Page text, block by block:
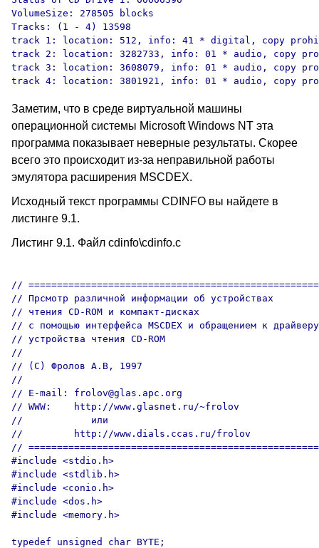
VolumeSize: 278505 blocks
Tracks: (1 - 4) 13598
track 1: location: 512, info: 41 * digital, copy
track 2: location: 3282733, info: 01 * audio, copy
track 3: location: 3608079, info: 01 * audio, copy
Заметим, что в среде виртуальной машины
операционной системы Microsoft Windows NT эта
программа показывает неверные результаты. Скорее
всего это происходит из-за неправильной работы
эмулятора расширения MSCDEX.
Исходный текст программы CDINFO вы найдете в
листинге 9.1.
Листинг 9.1. Файл cdinfo\cdinfo.с
//
// Прсмотр различной информации об устройствах
// чтения CD-ROM и компакт-дисках
// с помощью интерфейса MSCDEX и обращением к драйверу
// устройства чтения CD-ROM
//
// (C) Фролов А.В, 1997
//
// E-mail: frolov@glas.apc.org
// WWW:    http://www.glasnet.ru/~frolov
//            или
//         http://www.dials.ccas.ru/frolov
//
#include <stdio.h>
#include <stdlib.h>
#include <conio.h>
#include <dos.h>
#include <memory.h>
typedef unsigned char BYTE;